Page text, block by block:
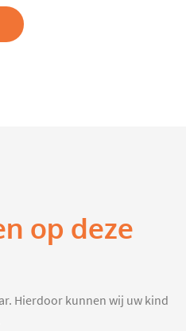
op deze
Hierdoor kunnen wij uw kind